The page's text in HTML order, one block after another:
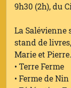
9h30 (2h), du
La Salévienne
stand de
Marie et
• Terre Ferme
• Ferme de